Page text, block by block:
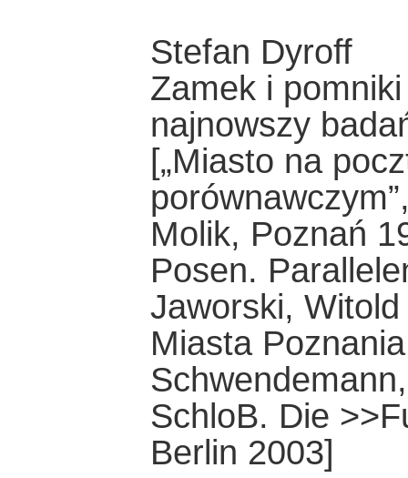
Stefan Dyroff
Zamek i
najnowszy
[„Miasto na
Molik, Poznań
Posen.
Jaworski,
Miasta
SchloB. Die
Berlin 2003]